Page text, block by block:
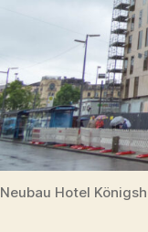
Neubau Hotel